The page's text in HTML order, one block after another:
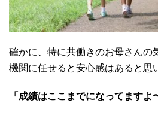
確かに、特に共働きのお母さんの
機関に任せると安心感はあると思
「成績はここまでになってますよ